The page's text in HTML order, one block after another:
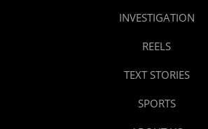
INVESTIGATION
REELS
TEXT STORIES
SPORTS